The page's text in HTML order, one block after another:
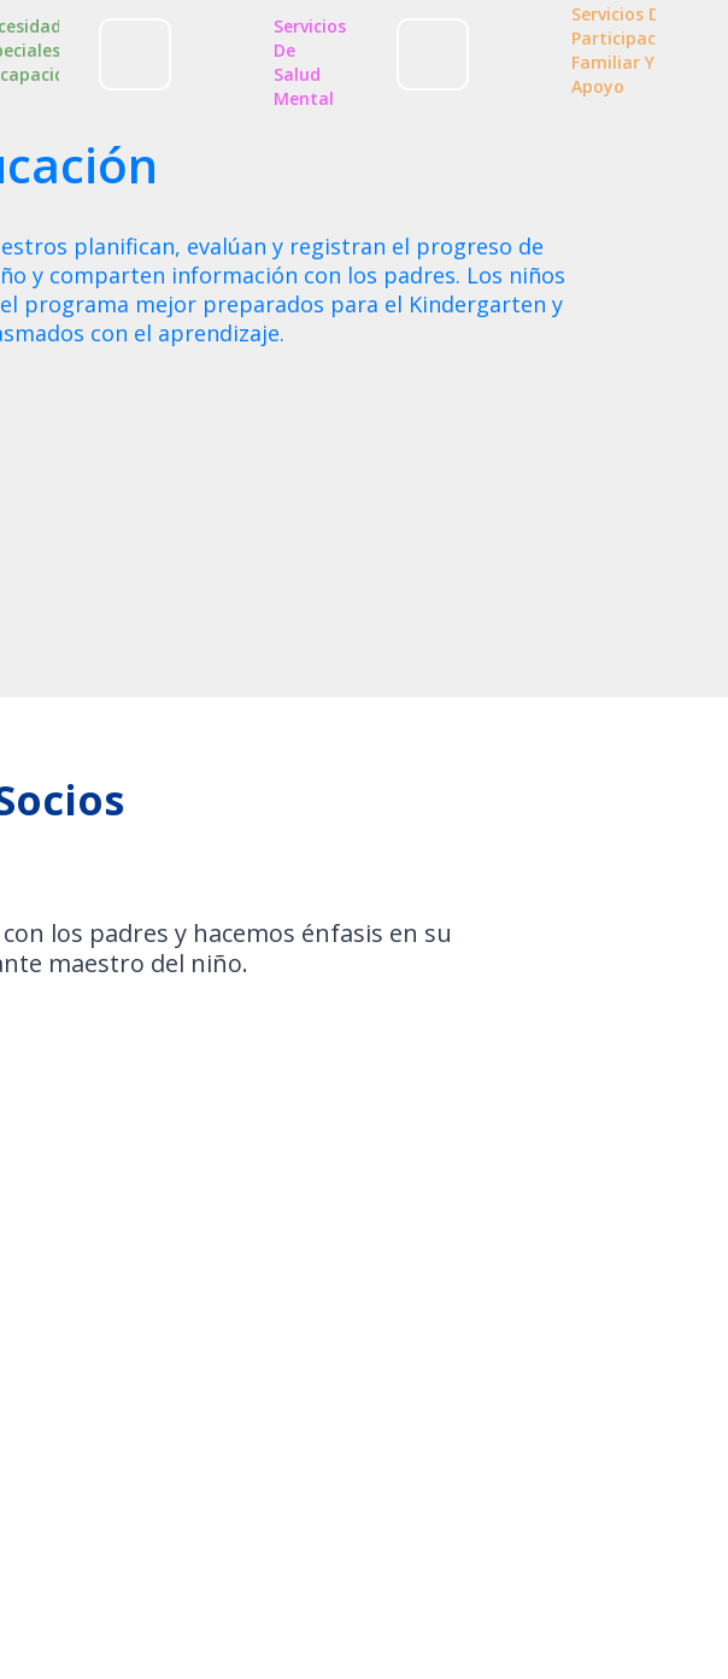
Y
Servicios
De
Salud
Mental
Servicios De
Participación
Familiar Y De
Apoyo
planifican, evalúan y registran el progreso de
y comparten información con los padres. Los niños
programa mejor preparados para el Kindergarten y
con el aprendizaje.
los padres y hacemos énfasis en su
maestro del niño.